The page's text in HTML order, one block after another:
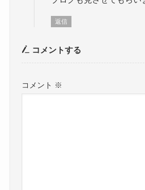
返信
コメントする
コメント ※